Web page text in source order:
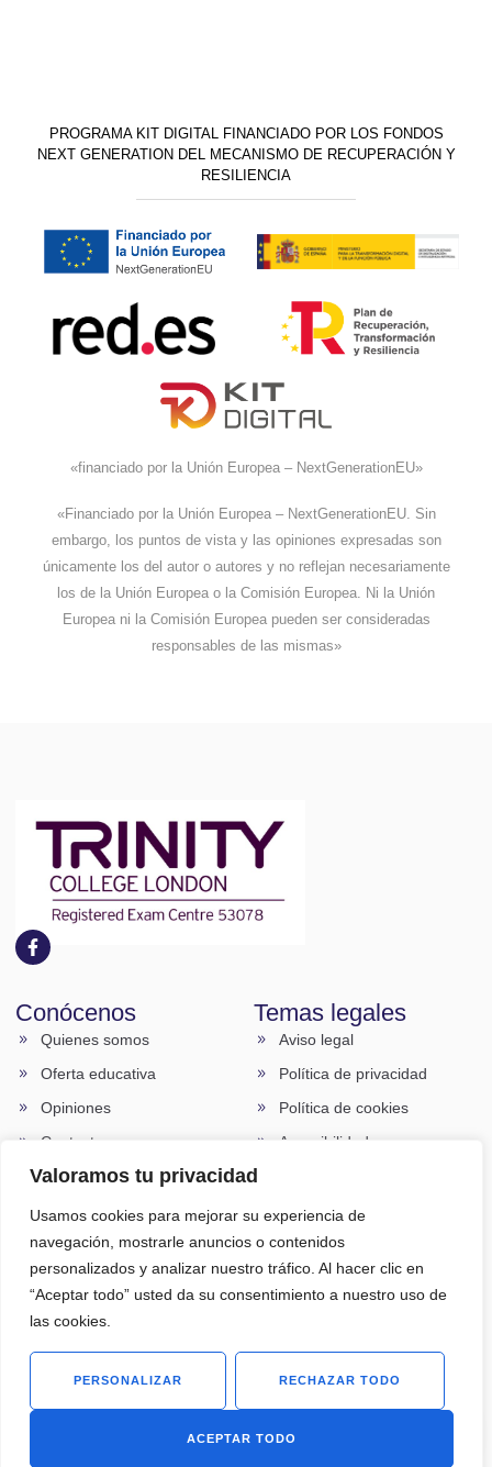
Valoramos tu privacidad
Usamos cookies para mejorar su experiencia de
navegación, mostrarle anuncios o contenidos
personalizados y analizar nuestro tráfico. Al hacer clic en
“Aceptar todo” usted da su consentimiento a nuestro uso de
las cookies.
PERSONALIZAR RECHAZAR TODO
ACEPTAR TODO
PROGRAMA KIT DIGITAL FINANCIADO POR LOS FONDOS
NEXT GENERATION DEL MECANISMO DE RECUPERACIÓN Y
RESILIENCIA
«financiado por la Unión Europea – NextGenerationEU»
«Financiado por la Unión Europea – NextGenerationEU. Sin
embargo, los puntos de vista y las opiniones expresadas son
únicamente los del autor o autores y no reflejan necesariamente
los de la Unión Europea o la Comisión Europea. Ni la Unión
Europea ni la Comisión Europea pueden ser consideradas
responsables de las mismas»
Conócenos
Quienes somos
Oferta educativa
Opiniones
Contacto
Temas legales
Aviso legal
Política de privacidad
Política de cookies
Accesibilidad
639 22 93 04
Info@centrodeestudiosdonbosco.com
Calle Santo Domingo Savio local 14002 Córdoba (Frente
colegio salesianos)